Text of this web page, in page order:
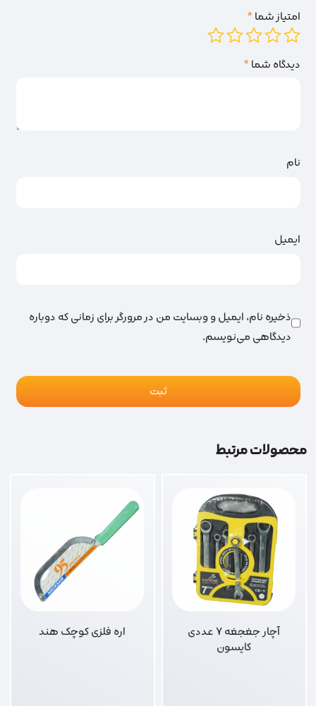
امتیاز شما*
دیدگاه شما*
نام
ایمیل
ذخیره نام، ایمیل و وبسایت من در مرورگر برای زمانی که دوباره
دیدگاهی می‌نویسم.
محصولات مرتبط
آچار جغجغه 7 عددی
کایسون
اره فلزی کوچک هند